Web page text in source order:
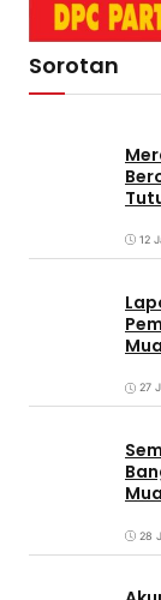
Sorotan
12
27
28